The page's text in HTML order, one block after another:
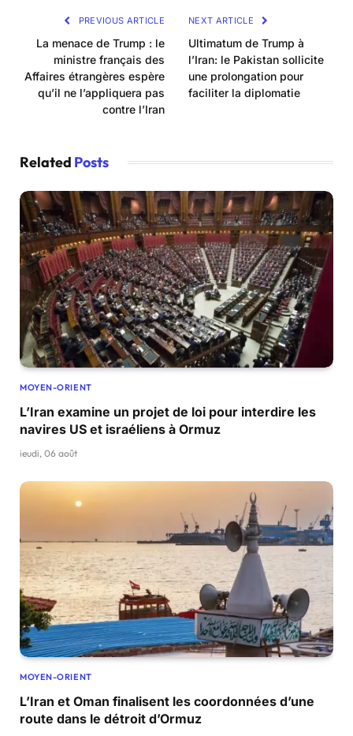
PREVIOUS ARTICLE
La menace de Trump : le
ministre français des
Affaires étrangères espère
qu’il ne l’appliquera pas
contre l’Iran
NEXT ARTICLE
Ultimatum de Trump à
l’Iran: le Pakistan sollicite
une prolongation pour
faciliter la diplomatie
Related Posts
MOYEN-ORIENT
L’Iran examine un projet de loi pour interdire les
navires US et israéliens à Ormuz
jeudi, 06 août
MOYEN-ORIENT
L’Iran et Oman finalisent les coordonnées d’une
route dans le détroit d’Ormuz